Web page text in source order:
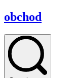
obchod